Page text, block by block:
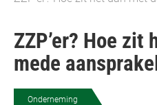
ZZP’er? Hoe zit
mede
Onderneming